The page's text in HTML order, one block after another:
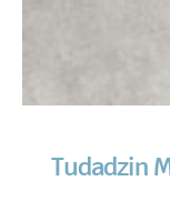
Tudadzin